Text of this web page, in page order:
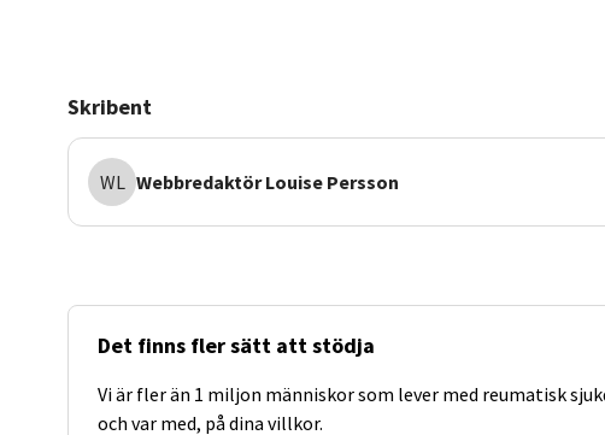
Skribent
WL Webbredaktör Louise Persson
Det finns fler sätt att stödja
Vi är fler än 1 miljon människor som lever med reumatisk
och var med, på dina villkor.